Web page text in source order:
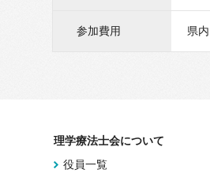
参加費用 県
理学療法士会について
役員一覧